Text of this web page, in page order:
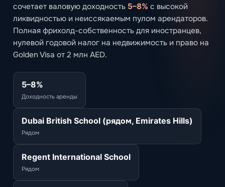
сочетает валовую доходность 5–8% с высокой
ликвидностью и неиссякаемым пулом арендаторов.
Полная фрихолд-собственность для иностранцев,
нулевой годовой налог на недвижимость и право на
Golden Visa от 2 млн AED.
5–8%
Доходность аренды
Dubai British School (рядом, Emirates Hills)
Рядом
Regent International School
Рядом